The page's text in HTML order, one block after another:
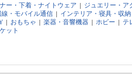
ー・下着・ナイトウェア | ジュエリー・ア
線・モバイル通信 | インテリア・寝具・収納
| おもちゃ | 楽器・音響機器 | ホビー | テ
ット